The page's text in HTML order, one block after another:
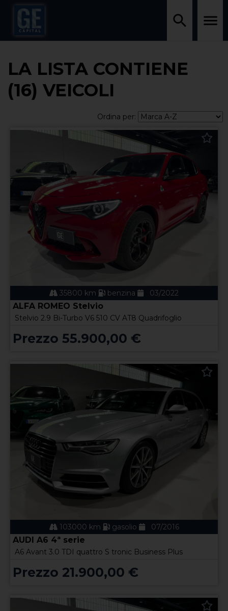
LA LISTA CONTIENE
(16) VEICOLI
Ordina per:
35800 km benzina 03/2022
ALFA ROMEO Stelvio
Stelvio 2.9 Bi-Turbo V6 510 CV AT8 Quadrifoglio
Prezzo 55.900,00 €
103000 km gasolio 07/2016
AUDI A6 4ª serie
A6 Avant 3.0 TDI quattro S tronic Business Plus
Prezzo 21.900,00 €